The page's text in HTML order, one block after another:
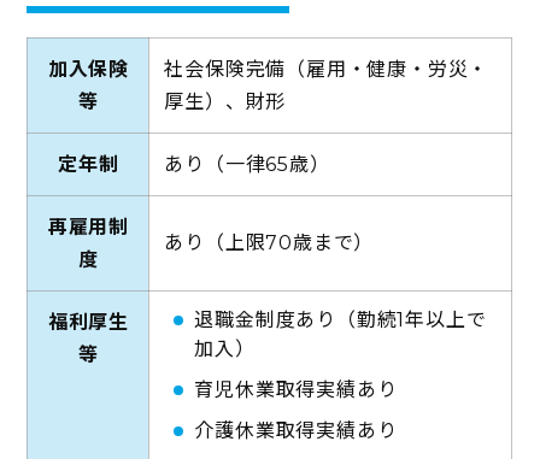
加入保険
等
社会保険完備（雇用・健康・労災・
厚生）、財形
定年制 あり（一律65歳）
再雇用制
度
あり（上限70歳まで）
福利厚生
等
退職金制度あり（勤続1年以上で
加入）
育児休業取得実績あり
介護休業取得実績あり